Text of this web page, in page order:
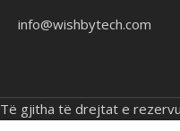
info@wishbytech.com
Të gjitha të drejtat e